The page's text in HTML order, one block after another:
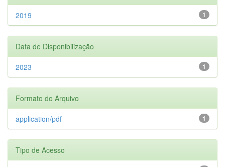
1
2019
Data de Disponibilização
1
2023
Formato do Arquivo
1
application/pdf
Tipo de Acesso